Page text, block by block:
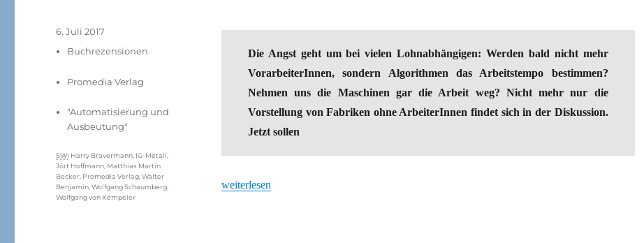
Die Angst geht um bei vielen Lohnabhängigen: Werden bald nicht mehr
VorarbeiterInnen, sondern Algorithmen das Arbeitstempo bestimmen?
Nehmen uns die Maschinen gar die Arbeit weg? Nicht mehr nur die
Vorstellung von Fabriken ohne ArbeiterInnen findet sich in der Diskussion.
Jetzt sollen
„Falsche Ängste? Matthias Martin Becker kritisiert den Digitalisierungsdiskurs“
weiterlesen
Veröffentlicht
6. Juli 2017
Kategorien
Buchrezensionen
Promedia Verlag
"Automatisierung und
Ausbeutung"
Schlagwörter
SW: Harry Bravermann IG-Metall
Jört Hoffmann Matthias Martin
Becker Promedia Verlag ,Walter
Benjamin ,Wolfgang Schaumberg
Wolfgang von Kempeler